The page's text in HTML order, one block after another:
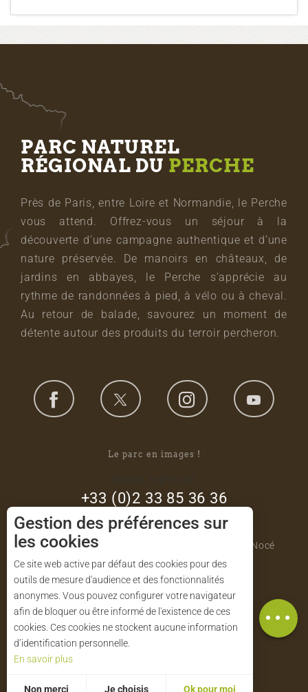
Description
PARC NATUREL
RÉGIONAL DU PERCHE
Près de Paris, entre Loire et Normandie, le Perche
vous attend. Offrez-vous un séjour à la
découverte d’une campagne authentique et d’une
nature préservée. De manoirs en châteaux, de
jardins en abbayes, le Perche s’apprécie au
rythme de randonnées à pied, à vélo ou à cheval.
Au retour de balade, savourez un moment de
détente autour des produits du terroir percheron.
Le parc en images !
+33 (0)2 33 85 36 36
Parc naturel régional du Perche
Maison du Parc - Manoir de Courboyer 61340 Nocé
NOS BROCHURES
ABONNEZ-VOUS À NOTRE LETTRE
Gestion des préférences sur
les cookies
Ce site web active par défaut des cookies pour des
outils de mesure d'audience et des fonctionnalités
anonymes. Vous pouvez configurer votre navigateur
afin de bloquer ou être informé de l'existence de ces
cookies. Ces cookies ne stockent aucune information
d’identification personnelle.
En savoir plus
Non merci Je choisis Ok pour moi